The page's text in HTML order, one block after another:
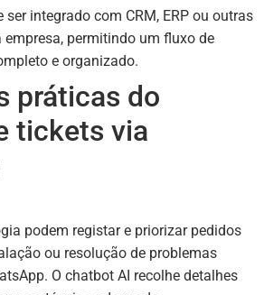
ser integrado com CRM, ERP ou outras
permitindo um fluxo de
e organizado.
práticas do
tickets via
podem registar e priorizar pedidos
ou resolução de problemas
O chatbot AI recolhe detalhes